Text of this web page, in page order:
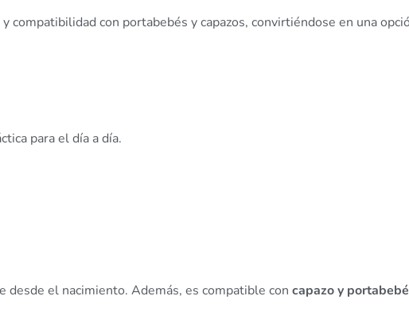
compatibilidad con portabebés y capazos, convirtiéndose en una
para el día a día.
desde el nacimiento. Además, es compatible con capazo y portabebé